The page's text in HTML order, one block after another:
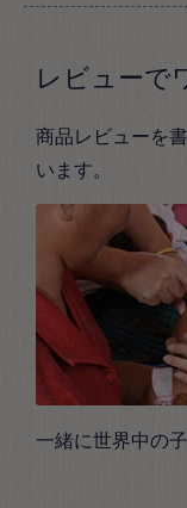
レビューで
商品レビューを
います。
一緒に世界中の